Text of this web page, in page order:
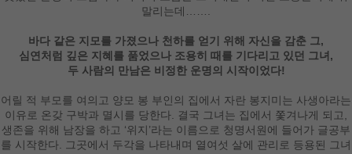
말리는데…….
바다 같은 지모를 가졌으나 천하를 얻기 위해 자신을 감춘 그,
심연처럼 깊은 지혜를 품었으나 조용히 때를 기다리고 있던 그녀,
두 사람의 만남은 비정한 운명의 시작이었다!
어릴 적 부모를 여의고 양모 봉 부인의 집에서 자란 봉지미는 사생아라는
이유로 온갖 구박과 멸시를 당한다. 결국 그녀는 집에서 쫓겨나게 되고,
생존을 위해 남장을 하고 ‘위지’라는 이름으로 청명서원에 들어가 글공부
를 시작한다. 그곳에서 두각을 나타내며 열여섯 살에 관리로 등용된 그녀